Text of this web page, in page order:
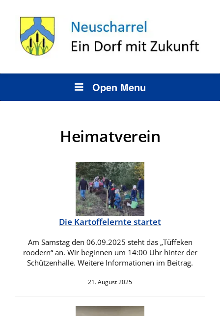
Open Menu
Heimatverein
Die Kartoffelernte startet
Am Samstag den 06.09.2025 steht das „Tüffeken
roodern“ an. Wir beginnen um 14:00 Uhr hinter der
Schützenhalle. Weitere Informationen im Beitrag.
21. August 2025